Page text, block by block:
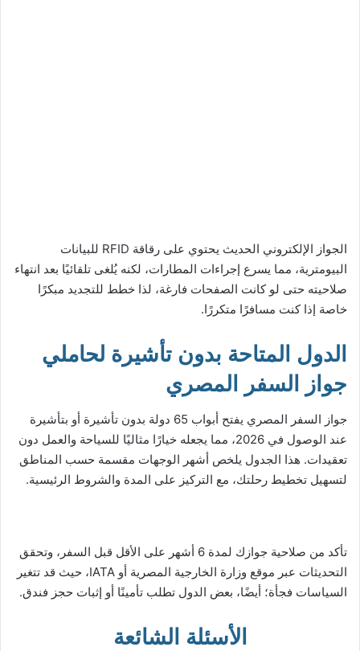
الجواز الإلكتروني الحديث يحتوي على رقاقة RFID للبيانات
البيومترية، مما يسرع إجراءات المطارات، لكنه يُلغى تلقائيًا بعد انتهاء
صلاحيته حتى لو كانت الصفحات فارغة، لذا خطط للتجديد مبكرًا
خاصة إذا كنت مسافرًا متكررًا.
الدول المتاحة بدون تأشيرة لحاملي
جواز السفر المصري
جواز السفر المصري يفتح أبواب 65 دولة بدون تأشيرة أو بتأشيرة
عند الوصول في 2026، مما يجعله خيارًا مثاليًا للسياحة والعمل دون
تعقيدات. هذا الجدول يلخص أشهر الوجهات مقسمة حسب المناطق
لتسهيل تخطيط رحلتك، مع التركيز على المدة والشروط الرئيسية.
تأكد من صلاحية جوازك لمدة 6 أشهر على الأقل قبل السفر، وتحقق
التحديثات عبر موقع وزارة الخارجية المصرية أو IATA، حيث قد تتغير
السياسات فجأة؛ أيضًا، بعض الدول تطلب تأمينًا أو إثبات حجز فندق.
الأسئلة الشائعة